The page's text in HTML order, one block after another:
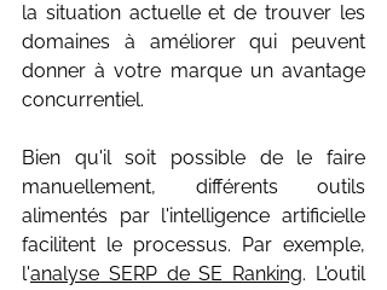
la situation actuelle et de trouver les
domaines à améliorer qui peuvent
donner à votre marque un avantage
concurrentiel.
Bien qu'il soit possible de le faire
manuellement, différents outils
alimentés par l'intelligence artificielle
facilitent le processus. Par exemple,
l'analyse SERP de SE Ranking. L'outil